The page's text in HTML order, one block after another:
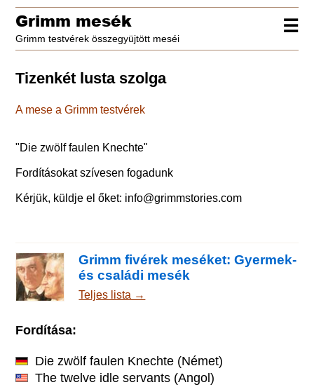
☰
Grimm mesék
Grimm testvérek összegyüjtött meséi
Tizenkét lusta szolga
A mese a Grimm testvérek
"Die zwölf faulen Knechte"
Fordításokat szívesen fogadunk
Kérjük, küldje el őket: info@grimmstories.com
Grimm fivérek meséket: Gyermek-
és családi mesék
Teljes lista →
Fordítása:
Die zwölf faulen Knechte (Német)
The twelve idle servants (Angol)